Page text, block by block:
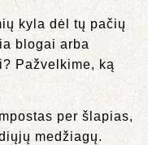
kyla dėl tų pačių
blogai arba
Pažvelkime, ką
per šlapias,
medžiagų.